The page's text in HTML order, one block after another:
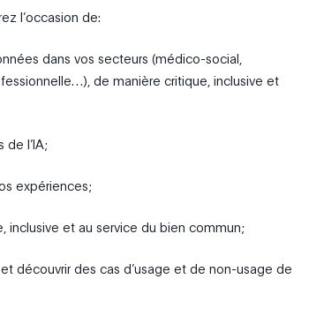
l’occasion de:
dans vos secteurs (médico-social,
de manière critique, inclusive et
l’IA;
expériences;
inclusive et au service du bien commun;
découvrir des cas d’usage et de non-usage de